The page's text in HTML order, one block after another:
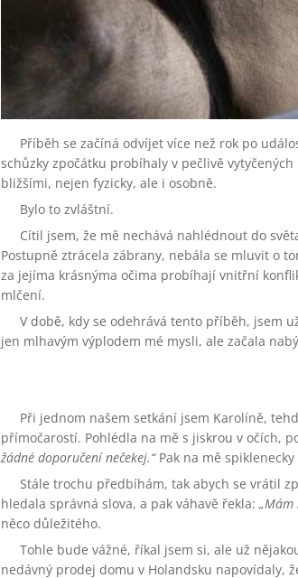
Příběh se začíná odvíjet více než rok po
schůzky zpočátku probíhaly v pečlivě
bližšími, nejen fyzicky, ale i osobně.
Bylo to zvláštní.
Cítil jsem, že mě nechává nahlédnout do
Postupně ztrácela zábrany, nebála se mluvit o
za jejíma krásnýma očima probíhají vnitřní
mlčení.
V době, kdy se odehrává tento příběh, jsem
jen mlhavým výplodem mé mysli, ale začala
Při jednom našem setkání jsem Karolíně,
přímočarostí. Pohlédla na mě s jiskrou v očích,
žádné doporučení nečekej. Pak na mě
Stále trochu předbíhám, tak abych se vrátil
hledala správná slova, a pak váhavě řekla: Mám
něco důležitého.
Tohle bude vážné, říkal jsem si, ale už
nedávný prodej domu v Holandsku napovídaly,